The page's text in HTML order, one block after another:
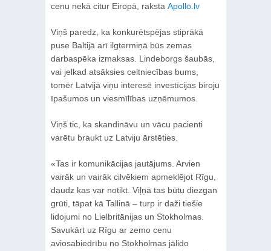
cenu nekā citur Eiropā, raksta Apollo.lv
Viņš paredz, ka konkurētspējas stiprākā
puse Baltijā arī ilgtermiņā būs zemas
darbaspēka izmaksas. Lindeborgs šaubās,
vai jelkad atsāksies celtniecības bums,
tomēr Latvijā viņu interesē investīcijas biroju
īpašumos un viesmīlības uzņēmumos.
Viņš tic, ka skandināvu un vācu pacienti
varētu braukt uz Latviju ārstēties.
«Tas ir komunikācijas jautājums. Arvien
vairāk un vairāk cilvēkiem apmeklējot Rīgu,
daudz kas var notikt. Viļņā tas būtu diezgan
grūti, tāpat kā Tallinā – turp ir daži tiešie
lidojumi no Lielbritānijas un Stokholmas.
Savukārt uz Rīgu ar zemo cenu
aviosabiedrību no Stokholmas jālido